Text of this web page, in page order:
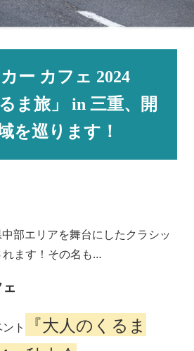
ー カフェ 2024
ま旅」 in 三重、開
を巡ります！
部エリアを舞台にしたクラシッ
ます！その名も…
ェ
ト
『大人のくるま